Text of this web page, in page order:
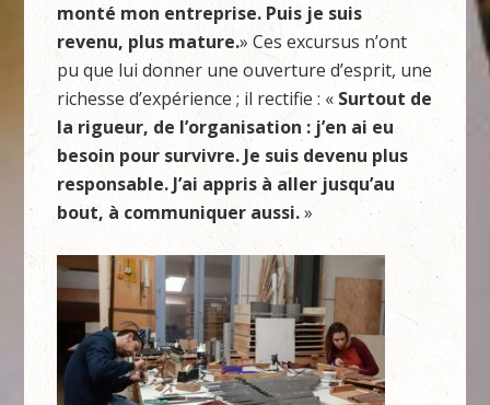
monté mon entreprise. Puis je suis
revenu, plus mature.» Ces excursus n’ont
pu que lui donner une ouverture d’esprit, une
richesse d’expérience ; il rectifie : «Surtout de
la rigueur, de l’organisation : j’en ai eu
besoin pour survivre. Je suis devenu plus
responsable. J’ai appris à aller jusqu’au
bout, à communiquer aussi.»